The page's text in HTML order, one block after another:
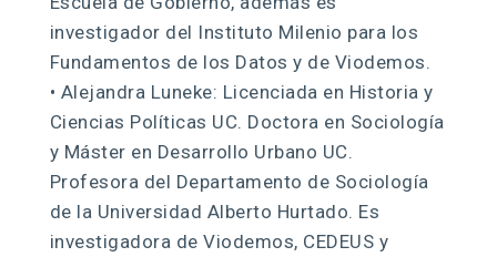
investigador del Instituto Milenio para los
Fundamentos de los Datos y de Viodemos.
• Alejandra Luneke: Licenciada en Historia y
Ciencias Políticas UC. Doctora en Sociología
y Máster en Desarrollo Urbano UC.
Profesora del Departamento de Sociología
de la Universidad Alberto Hurtado. Es
investigadora de Viodemos, CEDEUS y